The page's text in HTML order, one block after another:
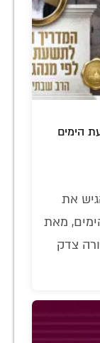
הימים
את
מאת
צדק